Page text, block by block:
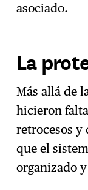
asociado.
La
Más allá de
hicieron
retrocesos y
que el
organizado